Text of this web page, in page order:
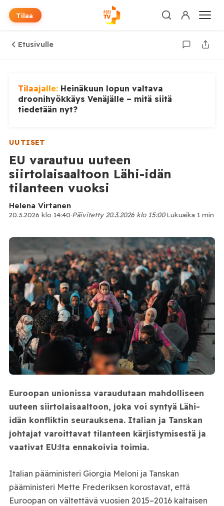
Tilaa
Etusivulle
Tilaajalle: Heinäkuun lopun valtava
droonihyökkäys Venäjälle – mitä siitä
tiedetään nyt?
UUTISET
EU varautuu uuteen
siirtolaisaaltoon Lähi-idän
tilanteen vuoksi
Helena Virtanen
20.3.2026 klo 14:40·Päivitetty 20.3.2026 klo 15:00·Lukuaika 1 min
Euroopan unionissa varaudutaan mahdolliseen
uuteen siirtolaisaaltoon, joka voi syntyä Lähi-
idän konfliktin seurauksena. Italian ja Tanskan
johtajat varoittavat tilanteen kärjistymisestä ja
vaativat EU:lta ennakoivia toimia.
Italian pääministeri Giorgia Meloni ja Tanskan
pääministeri Mette Frederiksen korostavat, että
Euroopan on vältettävä vuosien 2015–2016 kaltaisen